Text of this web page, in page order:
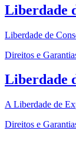
Liberdade
Liberdade de
Direitos e
Liberdade
A Liberdade de
Direitos e